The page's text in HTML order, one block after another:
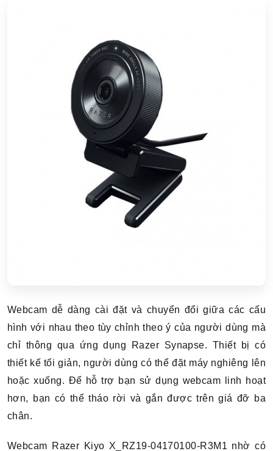
Webcam dễ dàng cài đặt và chuyển đổi giữa các cấu
hình với nhau theo tùy chỉnh theo ý của người dùng mà
chỉ thông qua ứng dụng Razer Synapse. Thiết bị có
thiết kế tối giản, người dùng có thể đặt máy nghiêng lên
hoặc xuống. Để hỗ trợ bạn sử dụng webcam linh hoạt
hơn, bạn có thể tháo rời và gắn được trên giá đỡ ba
chân.
Webcam Razer Kiyo X_RZ19-04170100-R3M1 nhờ có